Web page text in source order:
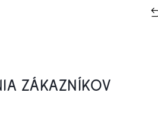
ZÁKAZNÍKOV